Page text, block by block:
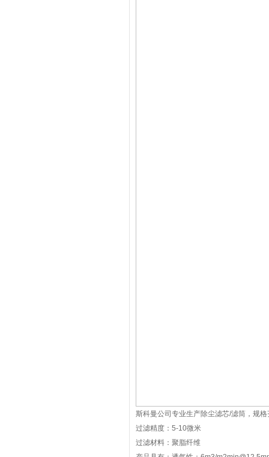
斯科曼公司专业生产除尘滤芯/滤筒，规
过滤精度：5-10微米
过滤材料：聚脂纤维